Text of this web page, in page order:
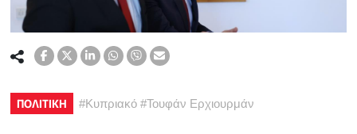
ΠΟΛΙΤΙΚΗ #Κυπριακό #Τουφάν Ερχιουρμάν